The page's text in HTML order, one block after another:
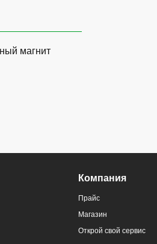
магнит
Компания
Прайс
Магазин
Открой свой сервис